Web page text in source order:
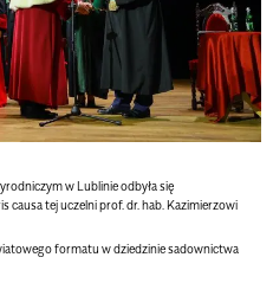
w Lublinie odbyła się
tej uczelni prof. dr. hab. Kazimierzowi
formatu w dziedzinie sadownictwa